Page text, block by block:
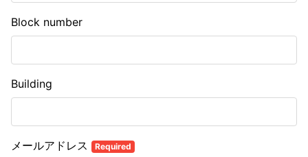
Block number
Building
メールアドレス Required